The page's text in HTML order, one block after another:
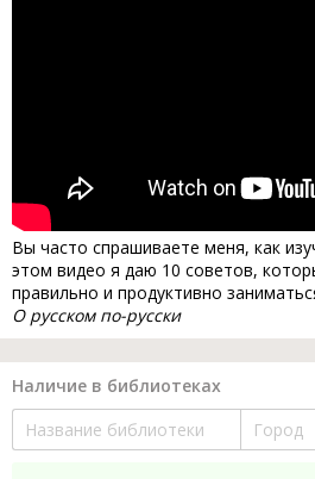
Вы часто спрашиваете меня, как
этом видео я даю 10 советов,
правильно и продуктивно
О русском по-русски
Наличие в библиотеках